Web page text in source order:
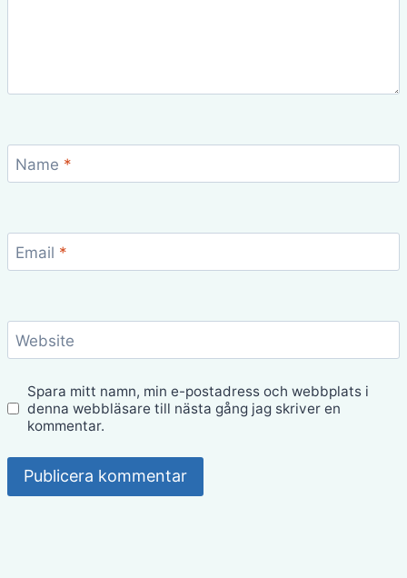
Name *
Email *
Website
Spara mitt namn, min e-postadress och webbplats i
denna webbläsare till nästa gång jag skriver en
kommentar.